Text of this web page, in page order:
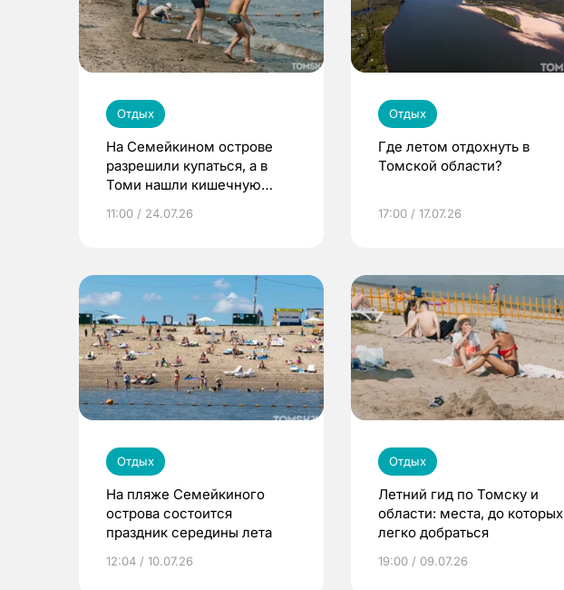
Отдых
На Семейкином острове
разрешили купаться, а в
Томи нашли кишечную
11:00 / 24.07.26
Отдых
Где летом отдохнуть в
Томской области?
17:00 / 17.07.26
Отдых
На пляже Семейкиного
острова состоится
праздник середины лета
12:04 / 10.07.26
Отдых
Летний гид по Томску и
области: места, до которых
легко добраться
19:00 / 09.07.26